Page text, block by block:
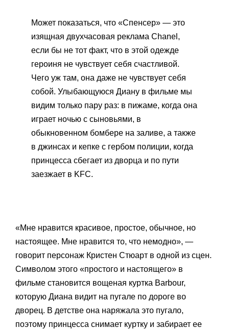
Может показаться, что «Спенсер» — это
изящная двухчасовая реклама Chanel,
если бы не тот факт, что в этой одежде
героиня не чувствует себя счастливой.
Чего уж там, она даже не чувствует себя
собой. Улыбающуюся Диану в фильме мы
видим только пару раз: в пижаме, когда она
играет ночью с сыновьями, в
обыкновенном бомбере на заливе, а также
в джинсах и кепке с гербом полиции, когда
принцесса сбегает из дворца и по пути
заезжает в KFC.
«Мне нравится красивое, простое, обычное, но
настоящее. Мне нравится то, что немодно», —
говорит персонаж Кристен Стюарт в одной из сцен.
Символом этого «простого и настоящего» в
фильме становится вощеная куртка Barbour,
которую Диана видит на пугале по дороге во
дворец. В детстве она наряжала это пугало,
поэтому принцесса снимает куртку и забирает ее